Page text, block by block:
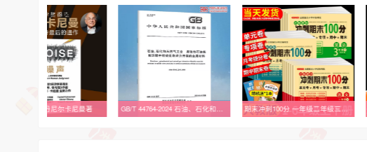
GB/T 44764-2024 石油、石化和天然气工业 腐蚀性石油炼制环境中抗硫化物应力开裂的金属材料 期末冲刺100分 一年级二年级三四五六年级上册下册试卷测试卷全套配套人教版语文数学英语小学同步练习册单元期末复习冲刺卷一百分 幼儿园阶梯数学思维训练启蒙教材早教书幼儿园小中班大班数学认知练习册2-3-4-5-6岁数学思维逻辑训练书幼小衔接教材全套每日一练